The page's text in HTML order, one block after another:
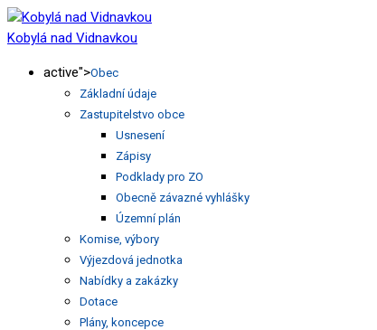
Kobylá nad Vidnavkou
active">Obec
Základní údaje
Zastupitelstvo obce
Usnesení
Zápisy
Podklady pro ZO
Obecně závazné vyhlášky
Územní plán
Komise, výbory
Výjezdová jednotka
Nabídky a zakázky
Dotace
Plány, koncepce